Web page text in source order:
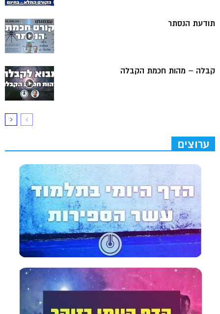
תודעת הנסתר
קבלה – מהות חכמת הקבלה
ערוצים